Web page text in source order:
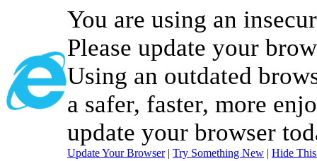
You are using an
Please update your
Using an outdated
a safer, faster, more
update your browser
Update Your Browser| Try Something New | Hide